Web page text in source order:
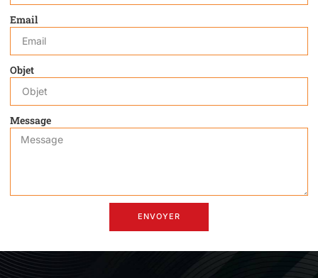
Email
Objet
Message
ENVOYER